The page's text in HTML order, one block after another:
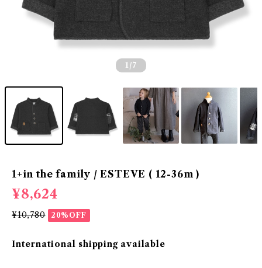
1 /7
1+in the family / ESTEVE ( 12-36m )
¥8,624
¥10,780 20%OFF
International shipping available